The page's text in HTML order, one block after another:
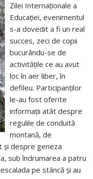
Zilei Internaționale a
Educației, evenimentul
s-a dovedit a fi un real
succes, zeci de copii
bucurându-se de
activitățile ce au avut
loc în aer liber, în
defileu. Participanților
le-au fost oferite
informații atât despre
regulile de conduită
montană, de
despre geneza
sub îndrumarea a patru
pe stâncă și au